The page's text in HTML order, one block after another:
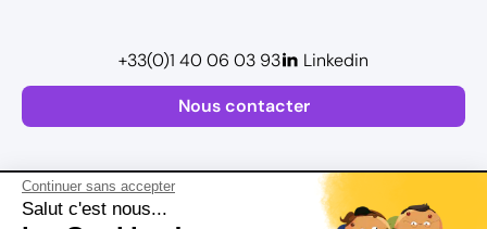
Continuer sans accepter
Salut c'est nous...
Nous contacter
+33(0)1 40 06 03 93 Linkedin